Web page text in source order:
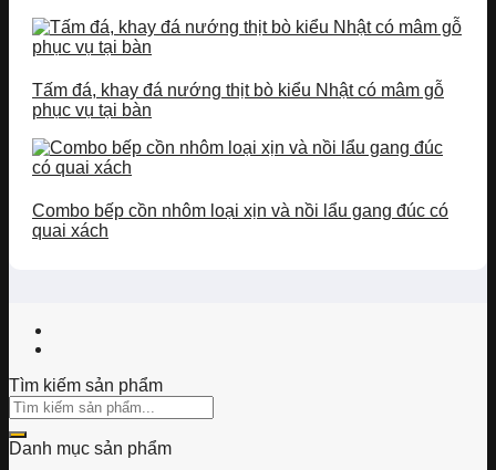
Tấm đá, khay đá nướng thịt bò kiểu Nhật có mâm gỗ
phục vụ tại bàn
Combo bếp cồn nhôm loại xịn và nồi lẩu gang đúc có
quai xách
Tìm kiếm sản phẩm
Tìm
kiếm:
Danh mục sản phẩm